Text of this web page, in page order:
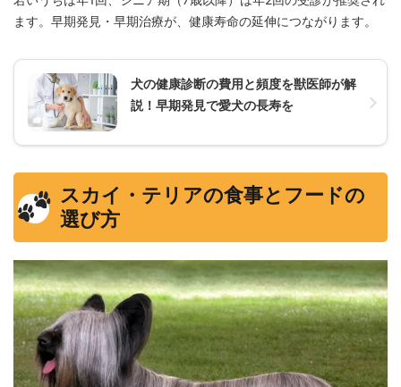
ます。早期発見・早期治療が、健康寿命の延伸につながります。
犬の健康診断の費用と頻度を獣医師が解
説！早期発見で愛犬の長寿を
スカイ・テリアの食事とフードの
選び方